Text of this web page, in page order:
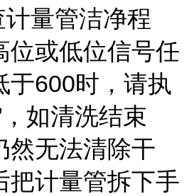
量管洁净程
位或低位信号任
于600时，请执
如清洗结束
然无法清除干
把计量管拆下手